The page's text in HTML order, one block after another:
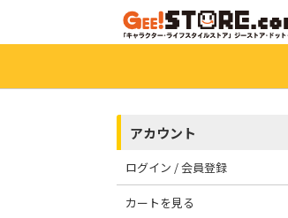
アカウント
ログイン / 会員登録
カートを見る